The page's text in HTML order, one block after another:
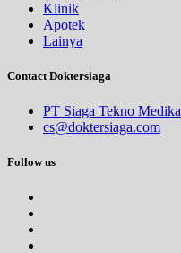
Klinik
Apotek
Lainya
Contact Doktersiaga
PT Siaga Tekno Medika
cs@doktersiaga.com
Follow us